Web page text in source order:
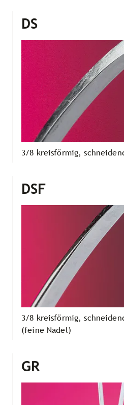
DS
3/8 kreisförmig,
DSF
3/8 kreisförmig,
(feine Nadel)
GR